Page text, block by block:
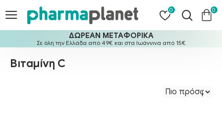
0 0
ΔΩΡΕΑΝ ΜΕΤΑΦΟΡΙΚΑ
Σε όλη την Ελλάδα από 49€ και στα Ιωάννινα από 15€
Βιταμίνη C